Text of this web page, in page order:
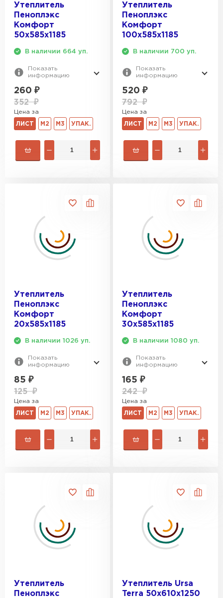
Утеплитель
Пеноплэкс
Комфорт
50х585х1185
В наличии 664 уп.
Показать
информацию
260 ₽
352₽
Цена за
ЛИСТ М2 М3 УПАК.
Утеплитель
Пеноплэкс
Комфорт
100х585х1185
В наличии 700 уп.
Показать
информацию
520 ₽
792₽
Цена за
ЛИСТ М2 М3 УПАК.
Утеплитель
Пеноплэкс
Комфорт
20х585х1185
В наличии 1026 уп.
Показать
информацию
85 ₽
125₽
Цена за
ЛИСТ М2 М3 УПАК.
Утеплитель
Пеноплэкс
Комфорт
30х585х1185
В наличии 1080 уп.
Показать
информацию
165 ₽
242₽
Цена за
ЛИСТ М2 М3 УПАК.
Утеплитель
Пеноплэкс
Утеплитель Ursa
Terra 50х610х1250
Утеплитель Isover
Утеплитель Penoplex
Утеплитель Технониколь
Утеплитель Неман